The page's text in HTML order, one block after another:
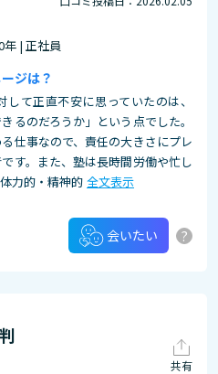
年 | 正社員
ジは？
て正直不安に思っていたのは、
るのだろうか」という点でした。
仕事なので、責任の大きさにプレ
す。また、塾は長時間労働や忙し
力的・精神的 全文表示
会いたい ?
共有